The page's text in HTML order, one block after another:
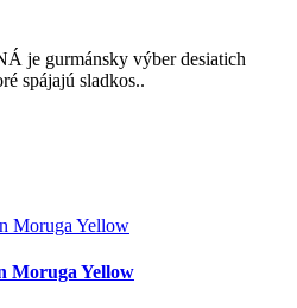
je gurmánsky výber desiatich
spájajú sladkos..
Moruga Yellow